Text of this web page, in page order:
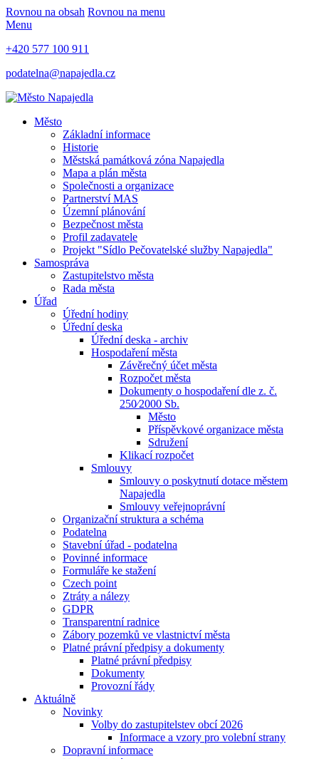
Rovnou na obsah Rovnou na menu
Menu
+420 577 100 911
podatelna@napajedla.cz
Město
Základní informace
Historie
Městská památková zóna Napajedla
Mapa a plán města
Společnosti a organizace
Partnerství MAS
Územní plánování
Bezpečnost města
Profil zadavatele
Projekt "Sídlo Pečovatelské služby Napajedla"
Samospráva
Zastupitelstvo města
Rada města
Úřad
Úřední hodiny
Úřední deska
Úřední deska - archiv
Hospodaření města
Závěrečný účet města
Rozpočet města
Dokumenty o hospodaření dle z. č.
250⁄2000 Sb.
Město
Příspěvkové organizace města
Sdružení
Klikací rozpočet
Smlouvy
Smlouvy o poskytnutí dotace městem
Napajedla
Smlouvy veřejnoprávní
Organizační struktura a schéma
Podatelna
Stavební úřad - podatelna
Povinné informace
Formuláře ke stažení
Czech point
Ztráty a nálezy
GDPR
Transparentní radnice
Zábory pozemků ve vlastnictví města
Platné právní předpisy a dokumenty
Platné právní předpisy
Dokumenty
Provozní řády
Aktuálně
Novinky
Volby do zastupitelstev obcí 2026
Informace a vzory pro volební strany
Dopravní informace